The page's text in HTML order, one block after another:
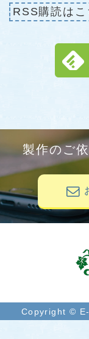
RSS購読はこ
製作のご
Copyright ©